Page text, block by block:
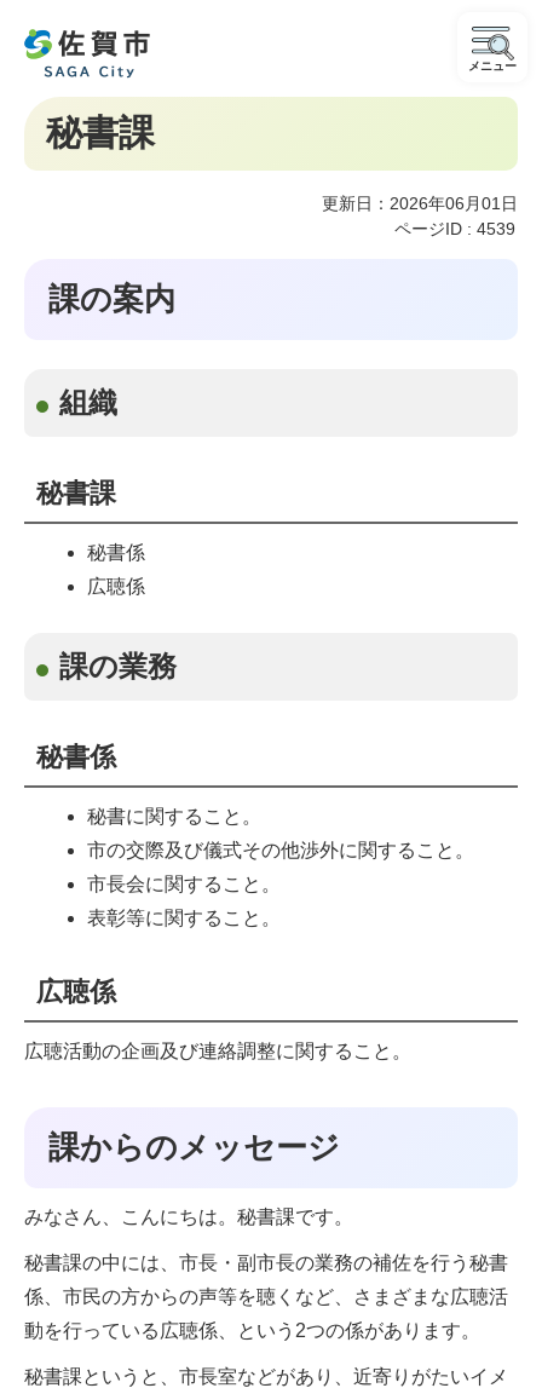
メニュー
秘書課
更新日：2026年06月01日
ページID : 4539
課の案内
組織
秘書課
秘書係
広聴係
課の業務
秘書係
秘書に関すること。
市の交際及び儀式その他渉外に関すること。
市長会に関すること。
表彰等に関すること。
広聴係
広聴活動の企画及び連絡調整に関すること。
課からのメッセージ
みなさん、こんにちは。秘書課です。
秘書課の中には、市長・副市長の業務の補佐を行う秘書
係、市民の方からの声等を聴くなど、さまざまな広聴活
動を行っている広聴係、という2つの係があります。
秘書課というと、市長室などがあり、近寄りがたいイメ